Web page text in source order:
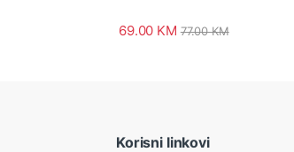
69.00 KM 77.00KM
Korisni linkovi